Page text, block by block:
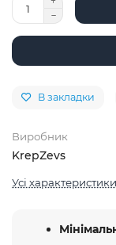
В закладки
Виробник
KrepZevs
Усі характеристики